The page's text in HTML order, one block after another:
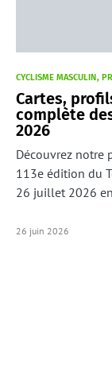
CYCLISME MASCULIN
Cartes,
complète
2026
Découvrez notre
113e édition du
26 juillet 2026
26 juin 2026